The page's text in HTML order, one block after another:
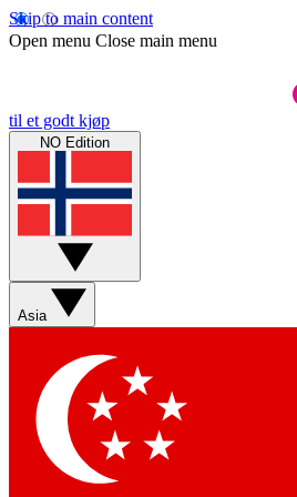
Skip to main content
Open menu Close main menu
til et godt kjøp
NO Edition
Asia